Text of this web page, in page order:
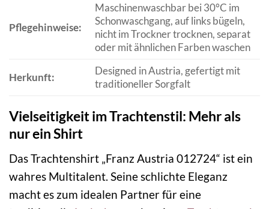
Pflegehinweise:
Maschinenwaschbar bei 30°C im
Schonwaschgang, auf links bügeln,
nicht im Trockner trocknen, separat
oder mit ähnlichen Farben waschen
Herkunft:
Designed in Austria, gefertigt mit
traditioneller Sorgfalt
Vielseitigkeit im Trachtenstil: Mehr als
nur ein Shirt
Das Trachtenshirt „Franz Austria 012724“ ist ein
wahres Multitalent. Seine schlichte Eleganz
macht es zum idealen Partner für eine